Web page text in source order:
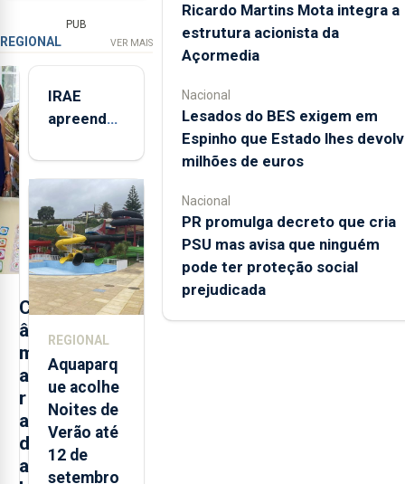
PUB
REGIONAL VER MAIS
C
â
m
a
r
a
d
a
IRAE
apreendeu
toneladas
de
alimentos
entre
2021 e
2025 nos
Açores
REGIONAL
Aquaparq
ue acolhe
Noites de
Verão até
12 de
setembro
Ricardo Martins Mota integra a
estrutura acionista da
Açormedia
Nacional
Lesados do BES exigem em
Espinho que Estado lhes
milhões de euros
Nacional
PR promulga decreto que cria
PSU mas avisa que ninguém
pode ter proteção social
prejudicada